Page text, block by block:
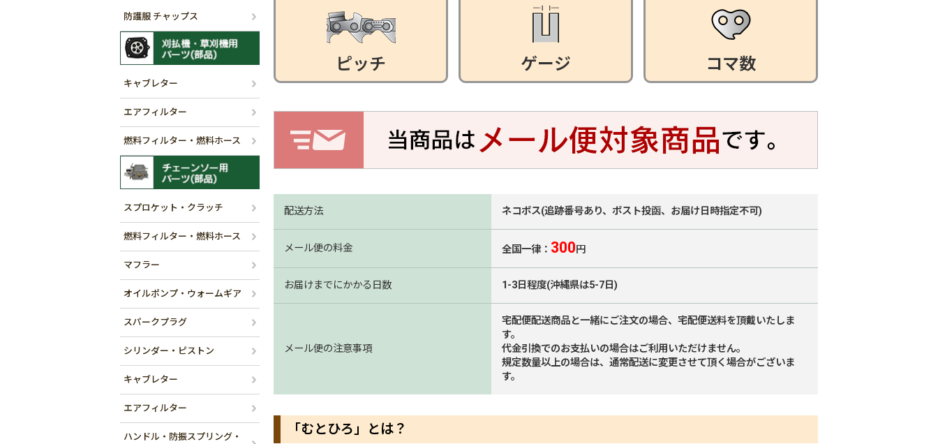
ピッチ ゲージ コマ数
配送方法 ネコポス(追跡番号あり、ポスト投函、お届け日時指定不可)
メール便の料金 全国一律： 300円
お届けまでにかかる日数 1-3日程度(沖縄県は5-7日)
メール便の注意事項
宅配便配送商品と一緒にご注文の場合、宅配便送料を頂戴いたしま
す。
代金引換でのお支払いの場合はご利用いただけません。
規定数量以上の場合は、通常配送に変更させて頂く場合がございま
す。
「むとひろ」とは？
防護服 チャップス
キャブレター
エアフィルター
燃料フィルター・燃料ホース
スプロケット・クラッチ
燃料フィルター・燃料ホース
マフラー
オイルポンプ・ウォームギア
スパークプラグ
シリンダー・ピストン
キャブレター
エアフィルター
ハンドル・防振スプリング・